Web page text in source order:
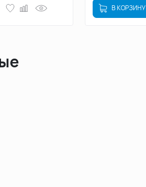
В КОРЗИНУ